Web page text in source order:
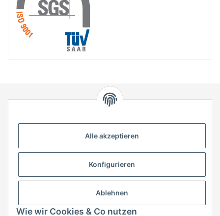
74538 Rosengarten-Uttenhofen
Telefon: +49 (0) 7907 943 690
Fax: +49 (0) 7907 942 0222
Mail:info@hstronic-gmbh.de
Alle akzeptieren
Konfigurieren
Ablehnen
Wie wir Cookies & Co nutzen